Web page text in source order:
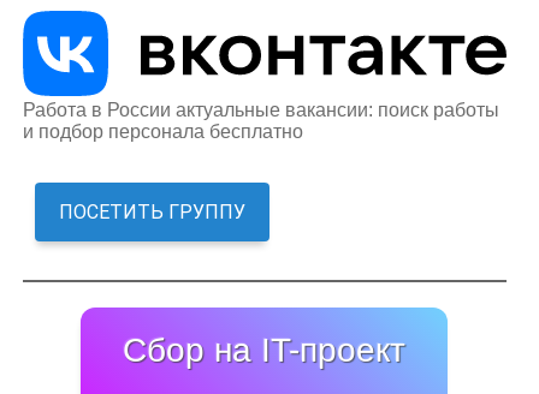
Работа в России актуальные вакансии: поиск работы
и подбор персонала бесплатно
ПОСЕТИТЬ ГРУППУ
Сбор на IT-проект